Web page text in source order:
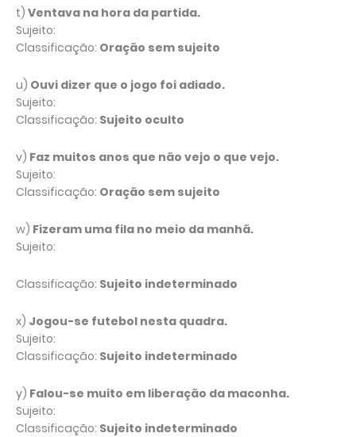
t) Ventava na hora da partida.
Sujeito:
Classificação: Oração sem sujeito
u) Ouvi dizer que o jogo foi adiado.
Sujeito:
Classificação: Sujeito oculto
v) Faz muitos anos que não vejo o que vejo.
Sujeito:
Classificação: Oração sem sujeito
w) Fizeram uma fila no meio da manhã.
Sujeito:
Classificação: Sujeito indeterminado
x) Jogou-se futebol nesta quadra.
Sujeito:
Classificação: Sujeito indeterminado
y) Falou-se muito em liberação da maconha.
Sujeito:
Classificação: Sujeito indeterminado